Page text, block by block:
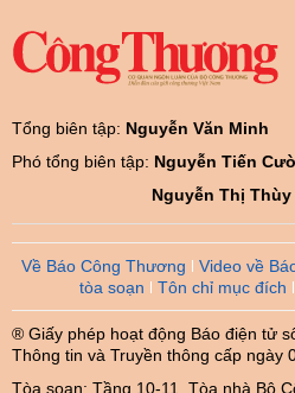
Tổng biên tập: Nguyễn Văn Minh
Phó tổng biên tập: Nguyễn Tiến
Nguyễn Thị
Về Báo Công Thương Video về
tòa soạn
Tôn chỉ mục đích
® Giấy phép hoạt động Báo điện tử
Thông tin và Truyền thông cấp ngày
Tòa soạn: Tầng 10-11, Tòa nhà Bộ